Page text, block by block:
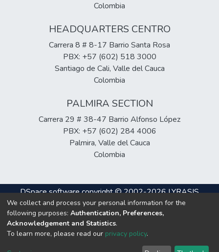
Colombia
HEADQUARTERS CENTRO
Carrera 8 # 8-17 Barrio Santa Rosa
PBX: +57 (602) 518 3000
Santiago de Cali, Valle del Cauca
Colombia
PALMIRA SECTION
Carrera 29 # 38-47 Barrio Alfonso López
PBX: +57 (602) 284 4006
Palmira, Valle del Cauca
Colombia
DSpace softwarecopyright © 2002-2026LYRASIS
Cookie
settings
Privacy
policy
End User
Agreement
Send
Hosting & Support
We collect and process your personal information for the
following purposes: Authentication, Preferences,
Acknowledgement and Statistics.
To learn more, please read our privacy policy.